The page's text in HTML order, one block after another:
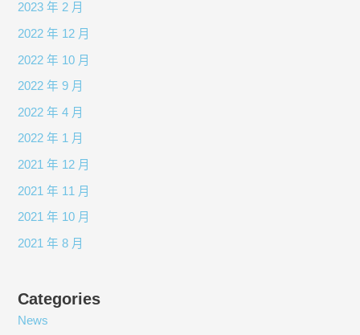
2023 年 2 月
2022 年 12 月
2022 年 10 月
2022 年 9 月
2022 年 4 月
2022 年 1 月
2021 年 12 月
2021 年 11 月
2021 年 10 月
2021 年 8 月
Categories
News